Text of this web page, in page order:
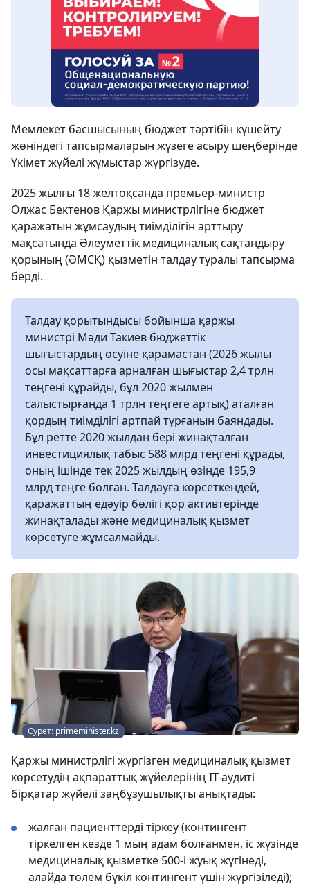
Мемлекет басшысының бюджет тәртібін күшейту
жөніндегі тапсырмаларын жүзеге асыру шеңберінде
Үкімет жүйелі жұмыстар жүргізуде.
2025 жылғы 18 желтоқсанда премьер-министр
Олжас Бектенов Қаржы министрлігіне бюджет
қаражатын жұмсаудың тиімділігін арттыру
мақсатында Әлеуметтік медициналық сақтандыру
қорының (ӘМСҚ) қызметін талдау туралы тапсырма
берді.
Талдау қорытындысы бойынша қаржы
министрі Мәди Такиев бюджеттік
шығыстардың өсуіне қарамастан (2026 жылы
осы мақсаттарға арналған шығыстар 2,4 трлн
теңгені құрайды, бұл 2020 жылмен
салыстырғанда 1 трлн теңгеге артық) аталған
қордың тиімділігі артпай тұрғанын баяндады.
Бұл ретте 2020 жылдан бері жинақталған
инвестициялық табыс 588 млрд теңгені құрады,
оның ішінде тек 2025 жылдың өзінде 195,9
млрд теңге болған. Талдауға көрсеткендей,
қаражаттың едәуір бөлігі қор активтерінде
жинақталады және медициналық қызмет
көрсетуге жұмсалмайды.
Сурет: primeminister.kz
Қаржы министрлігі жүргізген медициналық қызмет
көрсетудің ақпараттық жүйелерінің IT-аудиті
бірқатар жүйелі заңбұзушылықты анықтады:
жалған пациенттерді тіркеу (контингент
тіркелген кезде 1 мың адам болғанмен, іс жүзінде
медициналық қызметке 500-і жуық жүгінеді,
алайда төлем бүкіл контингент үшін жүргізіледі);